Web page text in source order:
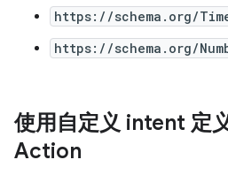
https://schema.org/
https://schema.org/
使用自定义 intent 定
Action